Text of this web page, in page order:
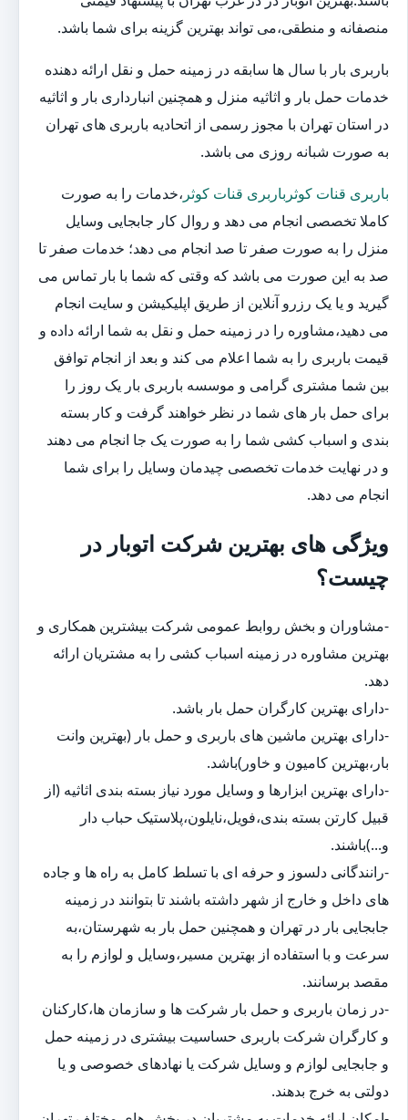
منصفانه و منطقی،می تواند بهترین گزینه برای شما باشد.
باربری بار با سال ها سابقه در زمینه حمل و نقل ارائه دهنده
خدمات حمل بار و اثاثیه منزل و همچنین انبارداری بار و اثاثیه
در استان تهران با مجوز رسمی از اتحادیه باربری های تهران
به صورت شبانه روزی می باشد.
باربری قنات کوثرباربری قنات کوثر ،خدمات را به صورت
کاملا تخصصی انجام می دهد و روال کار جابجایی وسایل
منزل را به صورت صفر تا صد انجام می دهد؛ خدمات صفر تا
صد به این صورت می باشد که وقتی که شما با بار تماس می
گیرید و یا یک رزرو آنلاین از طریق اپلیکیشن و سایت انجام
می دهید،مشاوره را در زمینه حمل و نقل به شما ارائه داده و
قیمت باربری را به شما اعلام می کند و بعد از انجام توافق
بین شما مشتری گرامی و موسسه باربری بار یک روز را
برای حمل بار های شما در نظر خواهند گرفت و کار بسته
بندی و اسباب کشی شما را به صورت یک جا انجام می دهند
و در نهایت خدمات تخصصی چیدمان وسایل را برای شما
انجام می دهد.
ویژگی های بهترین شرکت اتوبار در
چیست؟
-مشاوران و بخش روابط عمومی شرکت بیشترین همکاری و
بهترین مشاوره در زمینه اسباب کشی را به مشتریان ارائه
دهد.
-دارای بهترین کارگران حمل بار باشد.
-دارای بهترین ماشین های باربری و حمل بار (بهترین وانت
بار،بهترین کامیون و خاور)باشد.
-دارای بهترین ابزارها و وسایل مورد نیاز بسته بندی اثاثیه (از
قبیل کارتن بسته بندی،فویل،نایلون،پلاستیک حباب دار
و...)باشند.
-رانندگانی دلسوز و حرفه ای با تسلط کامل به راه ها و جاده
های داخل و خارج از شهر داشته باشند تا بتوانند در زمینه
جابجایی بار در تهران و همچنین حمل بار به شهرستان،به
سرعت و با استفاده از بهترین مسیر،وسایل و لوازم را به
مقصد برسانند.
-در زمان باربری و حمل بار شرکت ها و سازمان ها،کارکنان
و کارگران شرکت باربری حساسیت بیشتری در زمینه حمل
و جابجایی لوازم و وسایل شرکت یا نهادهای خصوصی و یا
دولتی به خرج بدهند.